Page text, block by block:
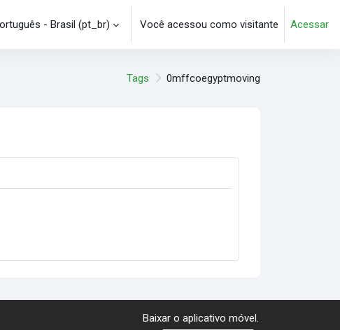
de pesquisa
- Brasil ‎(pt_br)‎ Você acessou como visitante Acessar
Tags 0mffcoegyptmoving
Baixar o aplicativo móvel.